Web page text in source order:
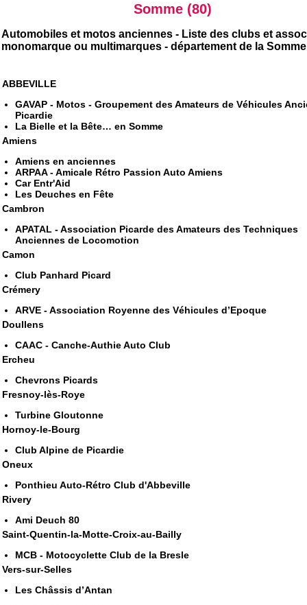
Somme (80)
Automobiles et motos anciennes - Liste des clubs et
monomarque ou multimarques - département de la Somme
ABBEVILLE
GAVAP - Motos - Groupement des Amateurs de Véhicules
Picardie
La Bielle et la Bête… en Somme
Amiens
Amiens en anciennes
ARPAA - Amicale Rétro Passion Auto Amiens
Car Entr'Aid
Les Deuches en Fête
Cambron
APATAL - Association Picarde des Amateurs des Techniques
Anciennes de Locomotion
Camon
Club Panhard Picard
Crémery
ARVE - Association Royenne des Véhicules d’Epoque
Doullens
CAAC - Canche-Authie Auto Club
Ercheu
Chevrons Picards
Fresnoy-lès-Roye
Turbine Gloutonne
Hornoy-le-Bourg
Club Alpine de Picardie
Oneux
Ponthieu Auto-Rétro Club d'Abbeville
Rivery
Ami Deuch 80
Saint-Quentin-la-Motte-Croix-au-Bailly
MCB - Motocyclette Club de la Bresle
Vers-sur-Selles
Les Châssis d’Antan